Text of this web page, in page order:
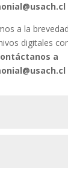
a la
digitales
a